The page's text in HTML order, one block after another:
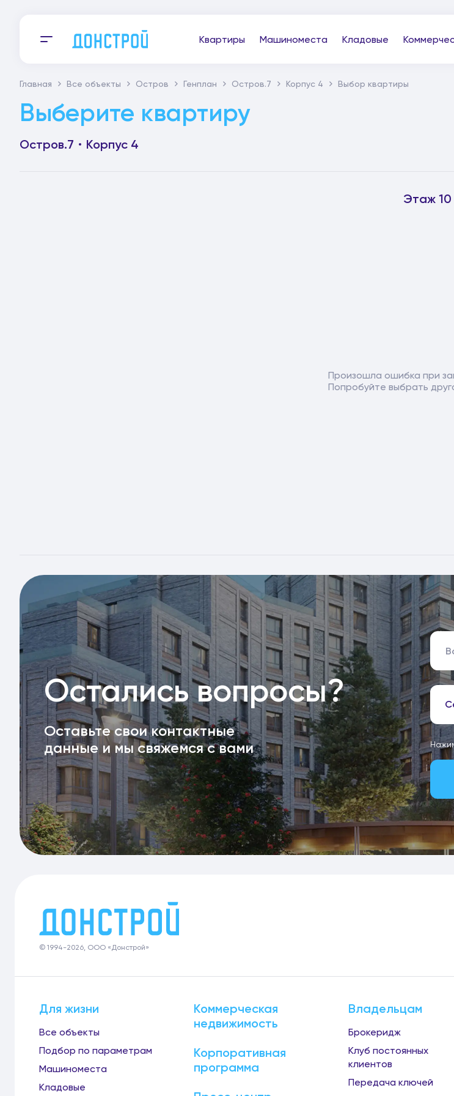
Квартиры Машиноместа Кладовые
Главная Все объекты Остров Генплан Остров.7 Корпус 4 Выбор квартиры
Выберите квартиру
Остров.7 Корпус 4
Этаж 10
Произошла ошибка при
Попробуйте выбрать
Остались вопросы?
Оставьте свои контактные
данные и мы свяжемся с вами
© 1994-2026, ООО «Донстрой»
Для жизни
Все объекты
Подбор по параметрам
Машиноместа
Кладовые
Коммерческая
недвижимость
Корпоративная
программа
Владельцам
Брокеридж
Клуб постоянных
клиентов
Передача ключей